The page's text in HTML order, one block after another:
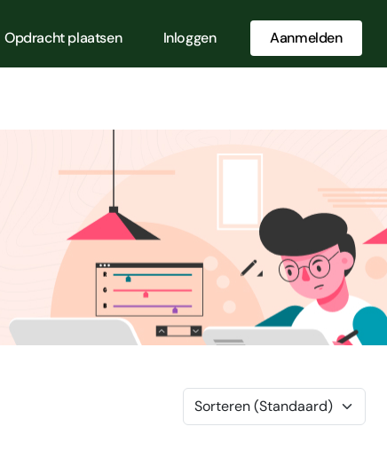
Opdracht plaatsen Inloggen Aanmelden